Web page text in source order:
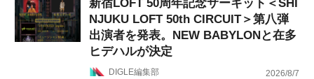
新宿LOFT 50周年記念サーキット＜SHI
NJUKU LOFT 50th CIRCUIT＞第八弾
出演者を発表。NEW BABYLONと在多
ヒデハルが決定
DIGLE編集部 2026/8/7